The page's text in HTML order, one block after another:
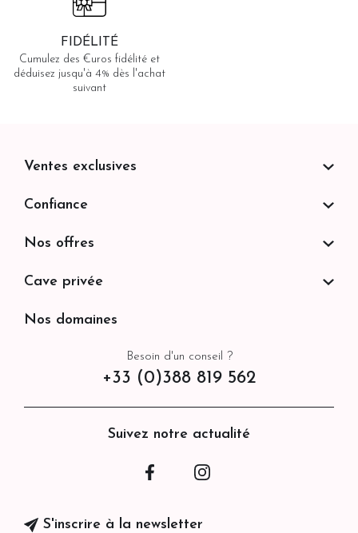
FIDÉLITÉ
Cumulez des €uros fidélité et
déduisez jusqu'à 4% dès l'achat
suivant
Besoin d'un conseil ?
+33 (0)388 819 562
Suivez notre actualité
Facebook
S'inscrire à la newsletter
Ventes exclusives
Confiance
Nos offres
Cave privée
Nos domaines